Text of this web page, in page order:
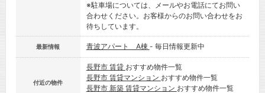
※駐車場については、メールやお電話にてお問い
合わせください。お客様からのお問い合わせをお
待ちしています。
最新情報 青波アパート A棟 - 毎日情報更新中
付近の物件
長野市 賃貸 おすすめ物件一覧
長野市 賃貸マンション おすすめ物件一覧
長野市 新築 賃貸マンション おすすめ物件一覧